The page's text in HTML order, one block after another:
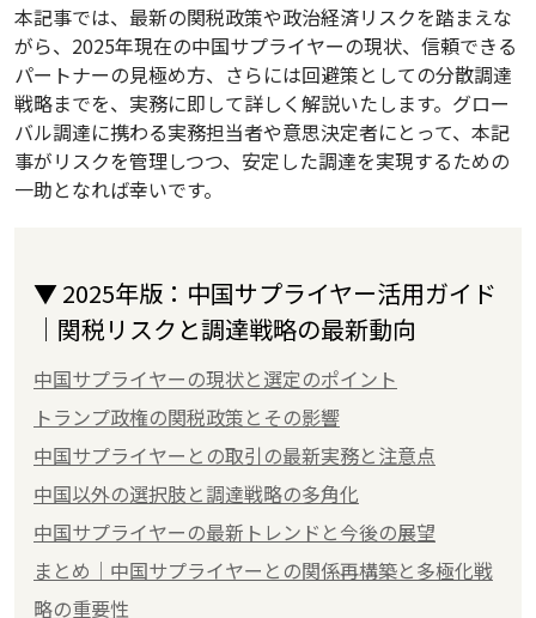
本記事では、最新の関税政策や政治経済リスクを踏まえな
がら、2025年現在の中国サプライヤーの現状、信頼できる
パートナーの見極め方、さらには回避策としての分散調達
戦略までを、実務に即して詳しく解説いたします。グロー
バル調達に携わる実務担当者や意思決定者にとって、本記
事がリスクを管理しつつ、安定した調達を実現するための
一助となれば幸いです。
▼ 2025年版：中国サプライヤー活用ガイド
｜関税リスクと調達戦略の最新動向
中国サプライヤーの現状と選定のポイント
トランプ政権の関税政策とその影響
中国サプライヤーとの取引の最新実務と注意点
中国以外の選択肢と調達戦略の多角化
中国サプライヤーの最新トレンドと今後の展望
まとめ｜中国サプライヤーとの関係再構築と多極化戦
略の重要性